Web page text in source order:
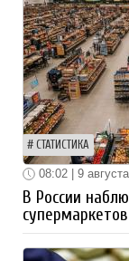
СТАТИСТИКА
08:02 | 9 августа
В России
супермаркетов